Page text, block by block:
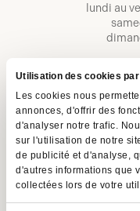
Utilisation des cookies
Les cookies nous
annonces, d'offrir des
d'analyser notre trafic.
sur l'utilisation de notre
de publicité et d'analyse,
d'autres informations que
collectées lors de votre
lundi au